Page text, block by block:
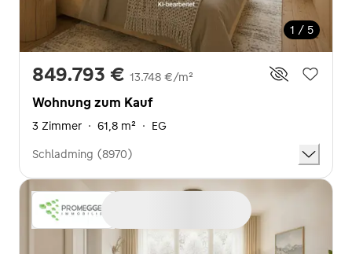
1 / 5
849.793 € 13.748 €/m²
Wohnung zum Kauf
3 Zimmer · 61,8 m² · EG
Schladming (8970)